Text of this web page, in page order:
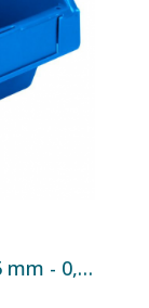
Bac à bec 5180068 - 96x105x45 mm - 0,2 L Bleu